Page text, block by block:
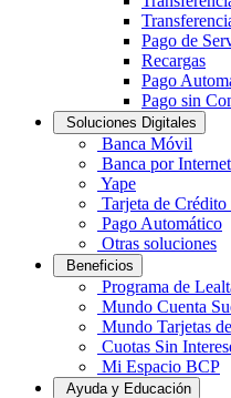
Pago de
Recargas
Pago
Pago sin
Soluciones Digitales
Banca Móvil
Banca por Internet
Yape
Tarjeta de Crédito
Pago Automático
Otras soluciones
Beneficios
Programa de
Mundo Cuenta
Mundo Tarjetas
Cuotas Sin
Mi Espacio BCP
Ayuda y Educación